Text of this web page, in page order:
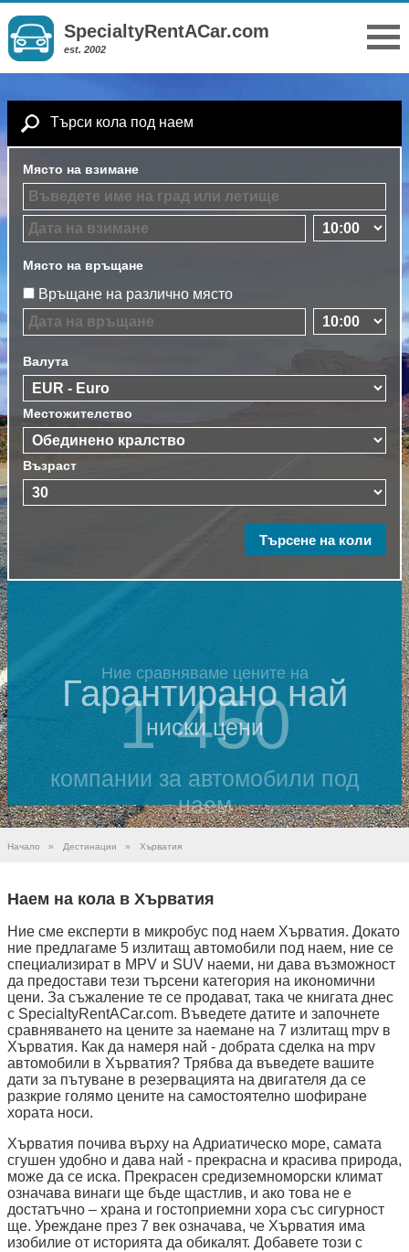
SpecialtyRentACar.com
est. 2002
Търси кола под наем
Място на взимане
Място на връщане
Връщане на различно място
Валута
Местожителство
Възраст
Ние сравняваме цените на
1 450
компании за автомобили под
наем
Гарантирано най
ниски цени
Начало » Дестинации » Хърватия
Наем на кола в Хърватия
Ние сме експерти в микробус под наем Хърватия. Докато
ние предлагаме 5 излитащ автомобили под наем, ние се
специализират в MPV и SUV наеми, ни дава възможност
да предостави тези търсени категория на икономични
цени. За съжаление те се продават, така че книгата днес
с SpecialtyRentACar.com. Въведете датите и започнете
сравняването на цените за наемане на 7 излитащ mpv в
Хърватия. Как да намеря най - добрата сделка на mpv
автомобили в Хърватия? Трябва да въведете вашите
дати за пътуване в резервацията на двигателя да се
разкрие голямо цените на самостоятелно шофиране
хората носи.
Хърватия почива върху на Адриатическо море, самата
сгушен удобно и дава най - прекрасна и красива природа,
може да се иска. Прекрасен средиземноморски климат
означава винаги ще бъде щастлив, и ако това не е
достатъчно – храна и гостоприемни хора със сигурност
ще. Уреждане през 7 век означава, че Хърватия има
изобилие от историята да обикалят. Добавете този с